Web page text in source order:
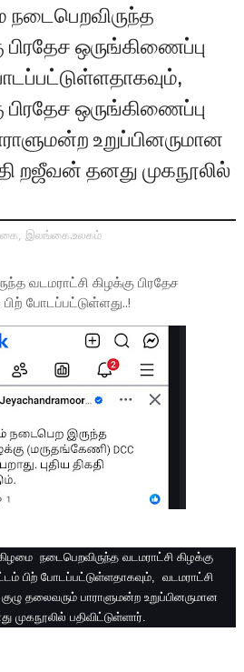
பிரதேச ஒருங்கிணைப்பு
பிரதேச ஒருங்கிணைப்பு
உறுப்பினருமான
றஜீவன் தனது முகநூலில்
, இலங்கை.உலகம்
வடமராட்சி கிழக்கு பிரதேச
போடப்பட்டுள்ளது..!
நடைபெறவிருந்த வடமராட்சி கிழக்கு
பிற் போடப்பட்டுள்ளதாகவும், வடமராட்சி
தலைவரும் பாராளுமன்ற உறுப்பினருமான
முகநூலில் பதிவிட்டுள்ளார்.